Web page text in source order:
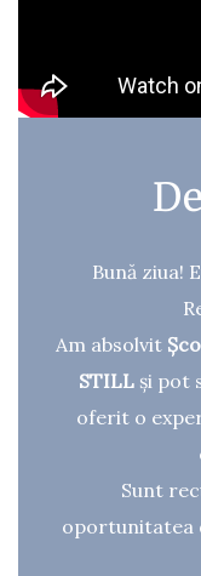
Bună ziua!
Am absolvit
STILLși pot
oferit o
Sunt
oportunitatea